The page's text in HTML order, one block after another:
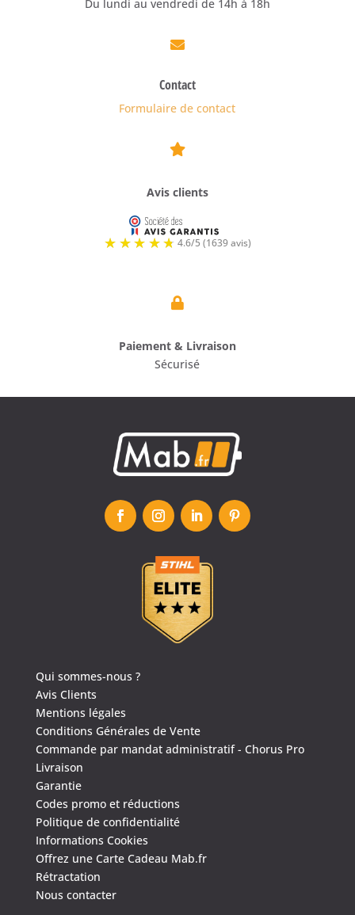
Du lundi au vendredi de 14h à 18h

Contact
Formulaire de contact

Avis clients

Paiement & Livraison
Sécurisé
Qui sommes-nous ?
Avis Clients
Mentions légales
Conditions Générales de Vente
Commande par mandat administratif - Chorus Pro
Livraison
Garantie
Codes promo et réductions
Politique de confidentialité
Informations Cookies
Offrez une Carte Cadeau Mab.fr
Rétractation
Nous contacter